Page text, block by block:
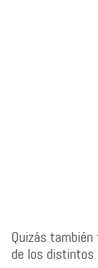
Quizás
de los distintos